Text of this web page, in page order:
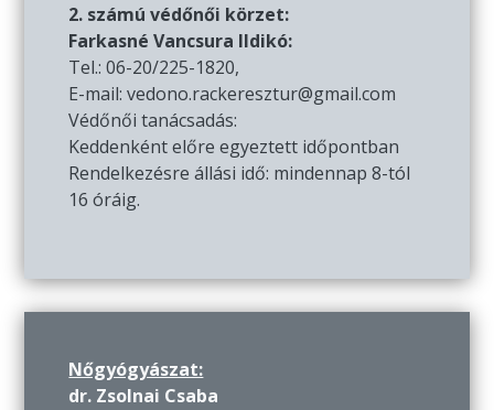
2. számú védőnői körzet:
Farkasné Vancsura Ildikó:
Tel.: 06-20/225-1820,
E-mail: vedono.rackeresztur@gmail.com
Védőnői tanácsadás:
Keddenként előre egyeztett időpontban
Rendelkezésre állási idő: mindennap 8-tól
16 óráig.
Nőgyógyászat:
dr. Zsolnai Csaba